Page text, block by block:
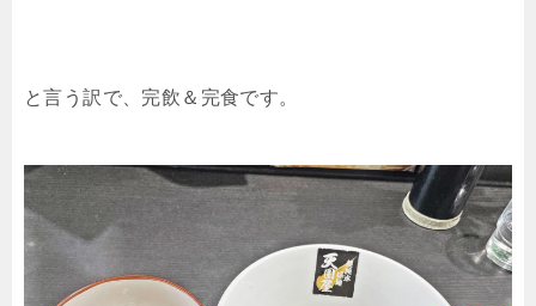
と言う訳で、完飲＆完食です。